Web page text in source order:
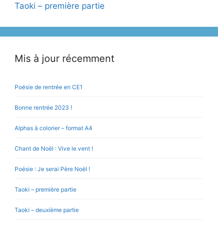
Taoki – première partie
Mis à jour récemment
Poésie de rentrée en CE1
Bonne rentrée 2023 !
Alphas à colorier – format A4
Chant de Noël : Vive le vent !
Poésie : Je serai Père Noël !
Taoki – première partie
Taoki – deuxième partie